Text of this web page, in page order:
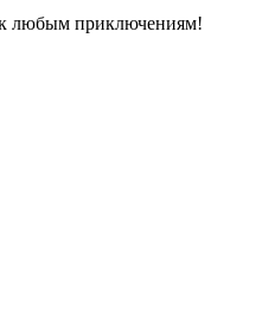
к любым приключениям!